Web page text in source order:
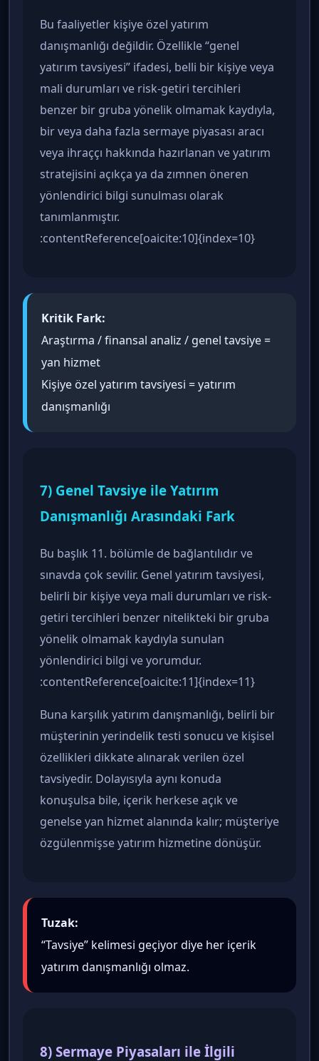
Bu faaliyetler kişiye özel yatırım
danışmanlığı değildir. Özellikle “genel
yatırım tavsiyesi” ifadesi, belli bir kişiye veya
mali durumları ve risk-getiri tercihleri
benzer bir gruba yönelik olmamak kaydıyla,
bir veya daha fazla sermaye piyasası aracı
veya ihraççı hakkında hazırlanan ve yatırım
stratejisini açıkça ya da zımnen öneren
yönlendirici bilgi sunulması olarak
tanımlanmıştır.
:contentReference[oaicite:10]{index=10}
Kritik Fark:
Araştırma / finansal analiz / genel tavsiye =
yan hizmet
Kişiye özel yatırım tavsiyesi = yatırım
danışmanlığı
7) Genel Tavsiye ile Yatırım
Danışmanlığı Arasındaki Fark
Bu başlık 11. bölümle de bağlantılıdır ve
sınavda çok sevilir. Genel yatırım tavsiyesi,
belirli bir kişiye veya mali durumları ve risk-
getiri tercihleri benzer nitelikteki bir gruba
yönelik olmamak kaydıyla sunulan
yönlendirici bilgi ve yorumdur.
:contentReference[oaicite:11]{index=11}
Buna karşılık yatırım danışmanlığı, belirli bir
müşterinin yerindelik testi sonucu ve kişisel
özellikleri dikkate alınarak verilen özel
tavsiyedir. Dolayısıyla aynı konuda
konuşulsa bile, içerik herkese açık ve
genelse yan hizmet alanında kalır; müşteriye
özgülenmişse yatırım hizmetine dönüşür.
Tuzak:
“Tavsiye” kelimesi geçiyor diye her içerik
yatırım danışmanlığı olmaz.
8) Sermaye Piyasaları ile İlgili